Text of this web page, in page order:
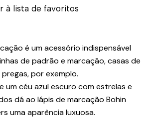
à lista de favoritos
é um acessório indispensável
de padrão e marcação, casas de
por exemplo.
um céu azul escuro com estrelas e
dá ao lápis de marcação Bohin
uma aparência luxuosa.